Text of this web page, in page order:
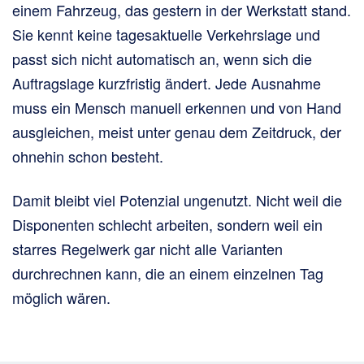
einem Fahrzeug, das gestern in der Werkstatt stand.
Sie kennt keine tagesaktuelle Verkehrslage und
passt sich nicht automatisch an, wenn sich die
Auftragslage kurzfristig ändert. Jede Ausnahme
muss ein Mensch manuell erkennen und von Hand
ausgleichen, meist unter genau dem Zeitdruck, der
ohnehin schon besteht.
Damit bleibt viel Potenzial ungenutzt. Nicht weil die
Disponenten schlecht arbeiten, sondern weil ein
starres Regelwerk gar nicht alle Varianten
durchrechnen kann, die an einem einzelnen Tag
möglich wären.